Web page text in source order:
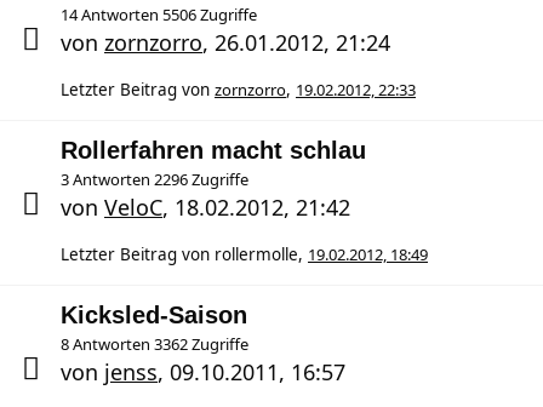
14 Antworten 5506 Zugriffe
von zornzorro, 26.01.2012, 21:24
Letzter Beitrag von zornzorro, 19.02.2012, 22:33
Rollerfahren macht schlau
3 Antworten 2296 Zugriffe
von VeloC, 18.02.2012, 21:42
Letzter Beitrag von rollermolle, 19.02.2012, 18:49
Kicksled-Saison
8 Antworten 3362 Zugriffe
von jenss, 09.10.2011, 16:57